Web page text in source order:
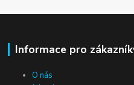
Informace pro
O nás